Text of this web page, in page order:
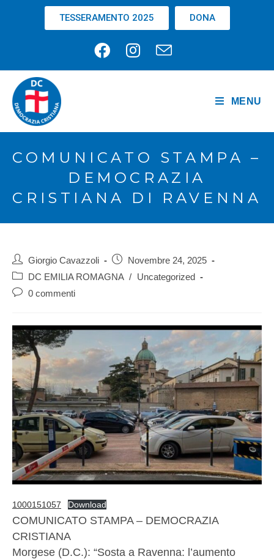
TESSERAMENTO 2025 DONA
MENU
COMUNICATO STAMPA –
DEMOCRAZIA
CRISTIANA DI RAVENNA
Giorgio Cavazzoli
Novembre 24, 2025
DC EMILIA ROMAGNA /
Uncategorized
0 commenti
1000151057 Download
COMUNICATO STAMPA – DEMOCRAZIA
CRISTIANA
Morgese (D.C.): “Sosta a Ravenna: l’aumento